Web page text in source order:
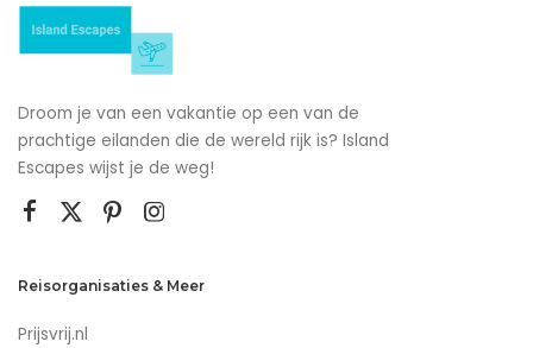
Droom je van een vakantie op een van de
prachtige eilanden die de wereld rijk is? Island
Escapes wijst je de weg!
Reisorganisaties & Meer
Prijsvrij.nl